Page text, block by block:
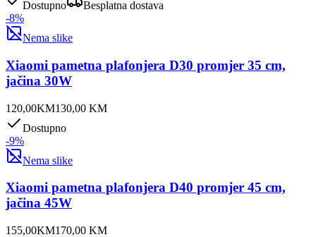
Dostupno
Besplatna dostava
-8%
Nema slike
Xiaomi pametna plafonjera D30 promjer 35 cm,
jačina 30W
120,00KM130,00 KM
Dostupno
-9%
Nema slike
Xiaomi pametna plafonjera D40 promjer 45 cm,
jačina 45W
155,00KM170,00 KM